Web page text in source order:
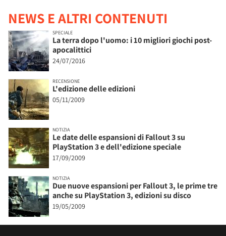
NEWS E ALTRI CONTENUTI
SPECIALE
La terra dopo l'uomo: i 10 migliori giochi post-
apocalittici
24/07/2016
RECENSIONE
L'edizione delle edizioni
05/11/2009
NOTIZIA
Le date delle espansioni di Fallout 3 su
PlayStation 3 e dell'edizione speciale
17/09/2009
NOTIZIA
Due nuove espansioni per Fallout 3, le prime tre
anche su PlayStation 3, edizioni su disco
19/05/2009